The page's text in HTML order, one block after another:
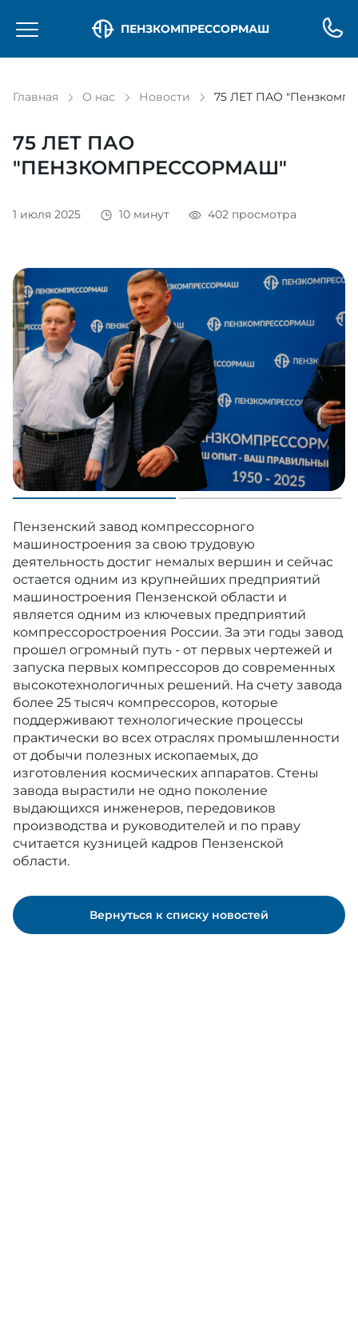
ПЕНЗКОМПРЕССОРМАШ
Главная О нас Новости 75 ЛЕТ ПАО
75 ЛЕТ ПАО
"ПЕНЗКОМПРЕССОРМАШ"
1 июля 2025 10 минут 402 просмотра
Пензенский завод компрессорного
машиностроения за свою трудовую
деятельность достиг немалых вершин и сейчас
остается одним из крупнейших предприятий
машиностроения Пензенской области и
является одним из ключевых предприятий
компрессоростроения России. За эти годы завод
прошел огромный путь - от первых чертежей и
запуска первых компрессоров до современных
высокотехнологичных решений. На счету завода
более 25 тысяч компрессоров, которые
поддерживают технологические процессы
практически во всех отраслях промышленности
от добычи полезных ископаемых, до
изготовления космических аппаратов. Стены
завода вырастили не одно поколение
выдающихся инженеров, передовиков
производства и руководителей и по праву
считается кузницей кадров Пензенской
области.
Вернуться к списку новостей